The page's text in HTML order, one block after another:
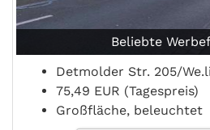
Beliebte
Detmolder Str. 205/
75,49 EUR (Tagespreis)
Großfläche, beleuchtet